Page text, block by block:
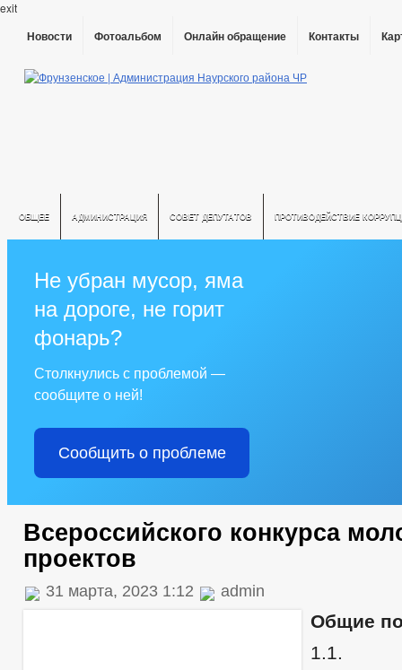
exit
Новости Фотоальбом Онлайн обращение Контакты
ОБЩЕЕ АДМИНИСТРАЦИЯ СОВЕТ ДЕПУТАТОВ ПРОТИВОДЕЙСТВИЕ
Не убран мусор, яма
на дороге, не горит
фонарь?
Столкнулись с проблемой —
сообщите о ней!
Сообщить о проблеме
Всероссийского конкурса
проектов
31 марта, 2023 1:12 admin
Общие
1.1.